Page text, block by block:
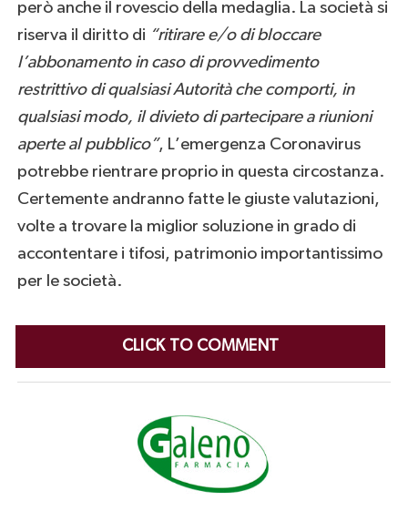
però anche il rovescio della medaglia. La società si
riserva il diritto di “ritirare e/o di bloccare
l’abbonamento in caso di provvedimento
restrittivo di qualsiasi Autorità che comporti, in
qualsiasi modo, il divieto di partecipare a riunioni
aperte al pubblico”, L’emergenza Coronavirus
potrebbe rientrare proprio in questa circostanza.
Certemente andranno fatte le giuste valutazioni,
volte a trovare la miglior soluzione in grado di
accontentare i tifosi, patrimonio importantissimo
per le società.
CLICK TO COMMENT